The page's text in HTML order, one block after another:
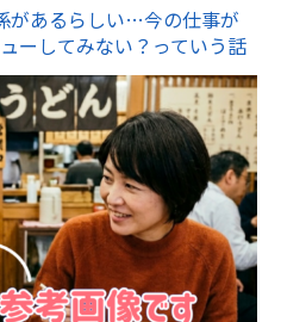
があるらしい…今の仕事が
ーしてみない？っていう話